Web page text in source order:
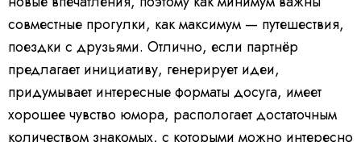
совместные прогулки, как максимум — путешествия,
поездки с друзьями. Отлично, если партнёр
предлагает инициативу, генерирует идеи,
придумывает интересные форматы досуга, имеет
хорошее чувство юмора, распологает достаточным
количеством знакомых, с которыми можно интересно